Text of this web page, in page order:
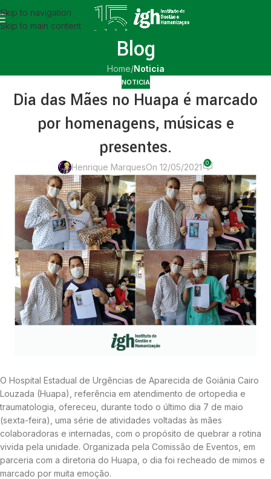
Skip to navigation
Skip to main content
Blog
Home/Noticia
NOTICIA
Dia das Mães no Huapa é marcado
por homenagens, músicas e
presentes.
Henrique MarquesOn 12/05/2021 0
O Hospital Estadual de Urgências de Aparecida de Goiânia Cairo
Louzada (Huapa), referência em atendimento de ortopedia e
traumatologia, ofereceu, durante todo o último dia 7 de maio
(sexta-feira), uma série de atividades voltadas às mães
colaboradoras e internadas, com o propósito de quebrar a rotina
vivida pela unidade. Organizada pela Comissão de Eventos, em
parceria com a diretoria do Huapa, o dia foi recheado de mimos e
marcado por muita emoção.